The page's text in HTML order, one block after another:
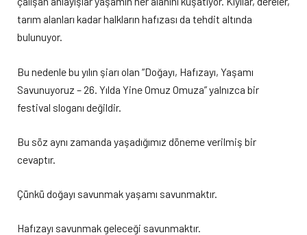
tarım alanları kadar halkların hafızası da tehdit altında
bulunuyor.
Bu nedenle bu yılın şiarı olan “Doğayı, Hafızayı, Yaşamı
Savunuyoruz – 26. Yılda Yine Omuz Omuza” yalnızca bir
festival sloganı değildir.
Bu söz aynı zamanda yaşadığımız döneme verilmiş bir
cevaptır.
Çünkü doğayı savunmak yaşamı savunmaktır.
Hafızayı savunmak geleceği savunmaktır.